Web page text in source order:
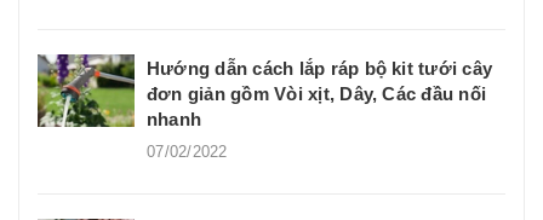
Hướng dẫn cách lắp ráp bộ kit tưới cây
đơn giản gồm Vòi xịt, Dây, Các đầu nối
nhanh
07/02/2022